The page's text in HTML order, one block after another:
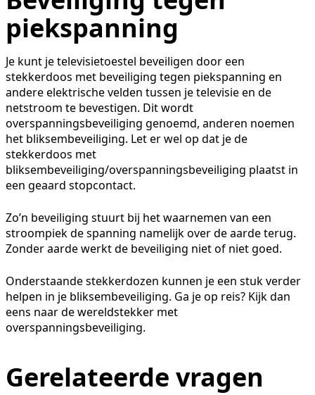
piekspanning
Je kunt je televisietoestel beveiligen door een
stekkerdoos met beveiliging tegen piekspanning en
andere elektrische velden tussen je televisie en de
netstroom te bevestigen. Dit wordt
overspanningsbeveiliging genoemd, anderen noemen
het bliksembeveiliging. Let er wel op dat je de
stekkerdoos met
bliksembeveiliging/overspanningsbeveiliging plaatst in
een geaard stopcontact.
Zo’n beveiliging stuurt bij het waarnemen van een
stroompiek de spanning namelijk over de aarde terug.
Zonder aarde werkt de beveiliging niet of niet goed.
Onderstaande stekkerdozen kunnen je een stuk verder
helpen in je bliksembeveiliging. Ga je op reis? Kijk dan
eens naar de wereldstekker met
overspanningsbeveiliging.
Gerelateerde vragen